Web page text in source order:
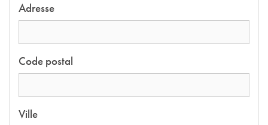
Adresse
Code postal
Ville